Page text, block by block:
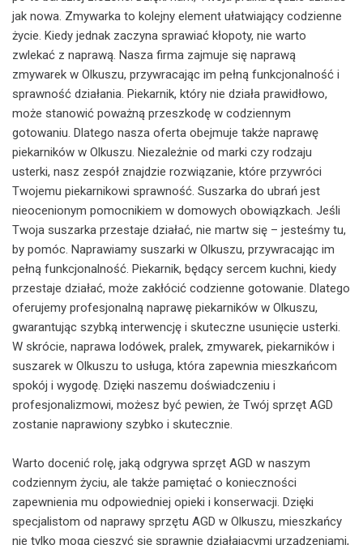
jak nowa. Zmywarka to kolejny element ułatwiający codzienne
życie. Kiedy jednak zaczyna sprawiać kłopoty, nie warto
zwlekać z naprawą. Nasza firma zajmuje się naprawą
zmywarek w Olkuszu, przywracając im pełną funkcjonalność i
sprawność działania. Piekarnik, który nie działa prawidłowo,
może stanowić poważną przeszkodę w codziennym
gotowaniu. Dlatego nasza oferta obejmuje także naprawę
piekarników w Olkuszu. Niezależnie od marki czy rodzaju
usterki, nasz zespół znajdzie rozwiązanie, które przywróci
Twojemu piekarnikowi sprawność. Suszarka do ubrań jest
nieocenionym pomocnikiem w domowych obowiązkach. Jeśli
Twoja suszarka przestaje działać, nie martw się – jesteśmy tu,
by pomóc. Naprawiamy suszarki w Olkuszu, przywracając im
pełną funkcjonalność. Piekarnik, będący sercem kuchni, kiedy
przestaje działać, może zakłócić codzienne gotowanie. Dlatego
oferujemy profesjonalną naprawę piekarników w Olkuszu,
gwarantując szybką interwencję i skuteczne usunięcie usterki.
W skrócie, naprawa lodówek, pralek, zmywarek, piekarników i
suszarek w Olkuszu to usługa, która zapewnia mieszkańcom
spokój i wygodę. Dzięki naszemu doświadczeniu i
profesjonalizmowi, możesz być pewien, że Twój sprzęt AGD
zostanie naprawiony szybko i skutecznie.
Warto docenić rolę, jaką odgrywa sprzęt AGD w naszym
codziennym życiu, ale także pamiętać o konieczności
zapewnienia mu odpowiedniej opieki i konserwacji. Dzięki
specjalistom od naprawy sprzętu AGD w Olkuszu, mieszkańcy
nie tylko mogą cieszyć się sprawnie działającymi urządzeniami,